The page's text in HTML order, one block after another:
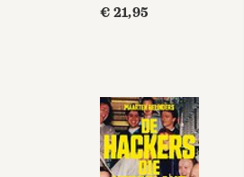
Eerder schreef hij het boek
de juiste vragen en het herkennen van
de juiste signalen voor succesvolle
digitale vernieuwing.
€ 21,95